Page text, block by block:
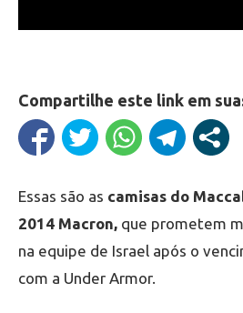
Compartilhe este link em
Essas são as camisas do
2014 Macron, que prometem
na equipe de Israel após o
com a Under Armor.